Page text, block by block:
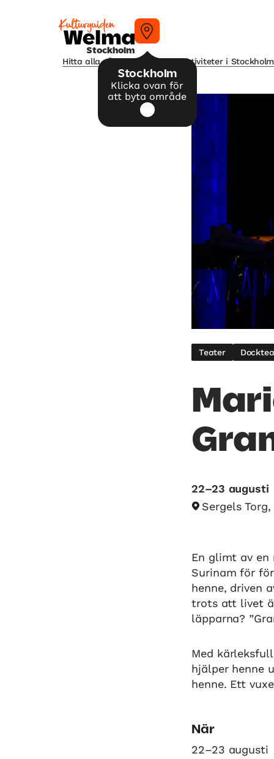
Stockholm
Stockholm
Klicka ovan för
att byta område
Hitta alla våra tips på kulturaktiviteter i Stockholm
Teater
22–23 augusti
Sergels
En glimt av
Surinam för
henne, driven
trots att livet
läpparna?
Med
hjälper henne
henne. Ett
När
22–23 augusti